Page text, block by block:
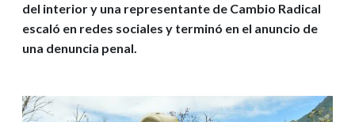
del interior y una representante de Cambio Radical
escaló en redes sociales y terminó en el anuncio de
una denuncia penal.